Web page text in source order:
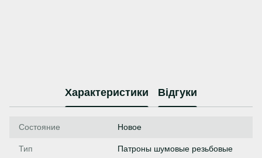
Характеристики Відгуки
Состояние Новое
Тип Патроны шумовые резьбовые